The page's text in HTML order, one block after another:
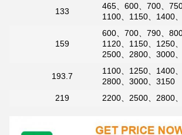
133
465、600、700、
1100、1150、1400
159
600、700、790、
1120、1150、1250
2500、2800、3000
193.7
1100、1250、1400
2800、3000、3150
219
2200、2500、2800